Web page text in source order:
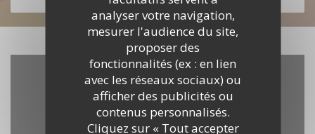
analyser votre navigation,
mesurer l'audience du site,
proposer des
fonctionnalités (ex : en lien
avec les réseaux sociaux) ou
afficher des publicités ou
contenus personnalisés.
Cliquez sur « Tout accepter